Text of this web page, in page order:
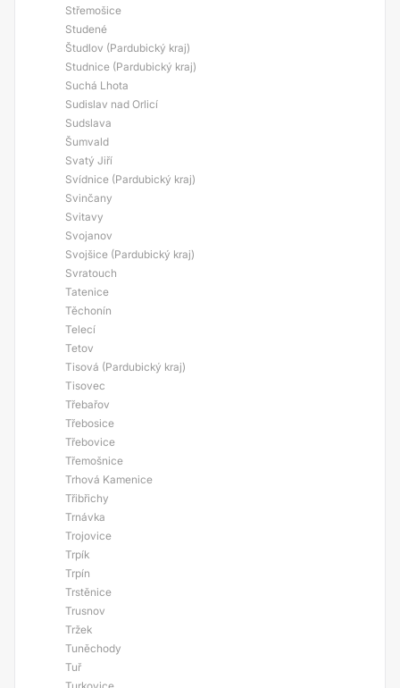
Střemošice
Studené
Študlov (Pardubický kraj)
Studnice (Pardubický kraj)
Suchá Lhota
Sudislav nad Orlicí
Sudslava
Šumvald
Svatý Jiří
Svídnice (Pardubický kraj)
Svinčany
Svitavy
Svojanov
Svojšice (Pardubický kraj)
Svratouch
Tatenice
Těchonín
Telecí
Tetov
Tisová (Pardubický kraj)
Tisovec
Třebařov
Třebosice
Třebovice
Třemošnice
Trhová Kamenice
Třibřichy
Trnávka
Trojovice
Trpík
Trpín
Trstěnice
Trusnov
Tržek
Tuněchody
Tuř